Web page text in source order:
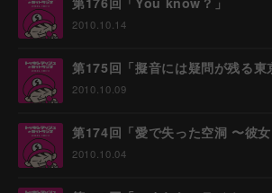
2010.10.14
第175回「擬音には疑問が残る東
2010.10.09
第174回「愛で失った空洞 〜彼女
2010.10.04